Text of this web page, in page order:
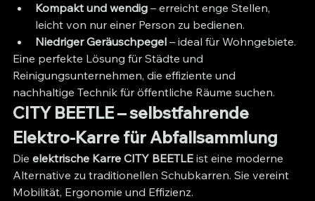
Kompakt und wendig – erreicht enge Stellen,
leicht von nur einer Person zu bedienen.
Niedriger Geräuschpegel – ideal für Wohngebiete.
Eine perfekte Lösung für Städte und
Reinigungsunternehmen, die effiziente und
nachhaltige Technik für öffentliche Räume suchen.
CITY BEETLE – selbstfahrende
Elektro-Karre für Abfallsammlung
Die elektrische Karre CITY BEETLE ist eine moderne
Alternative zu traditionellen Schubkarren. Sie vereint
Mobilität, Ergonomie und Effizienz.